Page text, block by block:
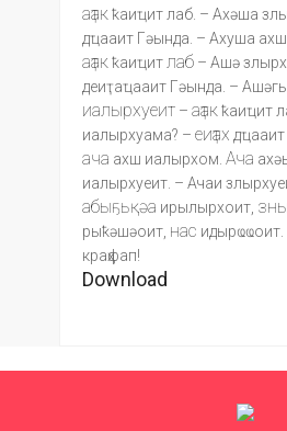
аҭак ҟаиҵит лаб. – Ахәша
дҵааит Гәында. – Ахуша
аҭак ҟаиҵит лаб – Ашә
деиҭаҵааит Гәында. –
иалырхуеит – аҭак ҟаиҵит
иалырхуама? – еиҭах
ача ахш иалырхом. Ача
иалырхуеит. – Ачаи
абыҕьқәа ирылырхоит, зны
рыҟәшәоит, нас
краҳфап!
Download